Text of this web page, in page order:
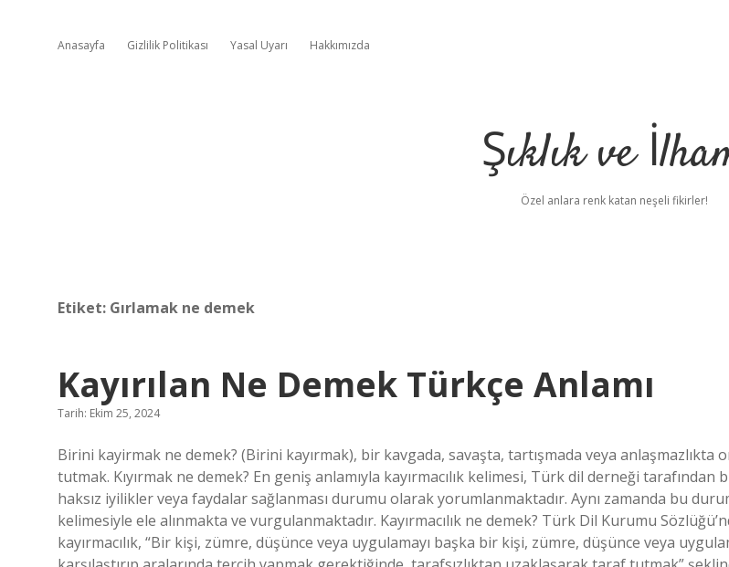
Anasayfa Gizlilik Politikası Yasal Uyarı Hakkımızda
Şıklık ve
Özel anlara renk katan neşeli fikirler!
Etiket: Gırlamak ne demek
Kayırılan Ne Demek Türkçe Anlamı
Tarih: Ekim 25, 2024
Birini kayirmak ne demek? (Birini kayırmak), bir kavgada, savaşta, tartışmada veya anlaşmazlıkta
tutmak. Kıyırmak ne demek? En geniş anlamıyla kayırmacılık kelimesi, Türk dil derneği tarafından
haksız iyilikler veya faydalar sağlanması durumu olarak yorumlanmaktadır. Aynı zamanda bu
kelimesiyle ele alınmakta ve vurgulanmaktadır. Kayırmacılık ne demek? Türk Dil Kurumu
kayırmacılık, “Bir kişi, zümre, düşünce veya uygulamayı başka bir kişi, zümre, düşünce veya